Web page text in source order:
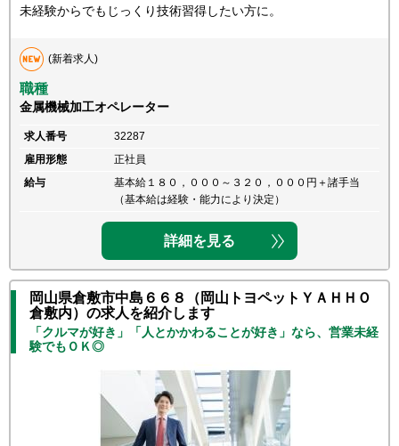
未経験からでもじっくり技術習得したい方に。
(新着求人)
職種
金属機械加工オペレーター
求人番号
32287
雇用形態
正社員
給与
基本給１８０，０００～３２０，０００円＋諸手当
（基本給は経験・能力により決定）
詳細を見る
岡山県倉敷市中島６６８（岡山トヨペットＹＡＨＨＯ
倉敷内）の求人を紹介します
「クルマが好き」「人とかかわることが好き」なら、営業未経
験でもＯＫ◎